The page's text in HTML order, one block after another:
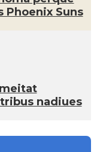
(OR)
Phoenix Suns
nadiues